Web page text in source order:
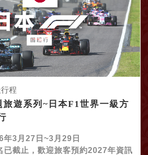
程
旅遊系列~日本F1世界一級方
年3月27日~3月29日
截止，歡迎旅客預約2027年資訊